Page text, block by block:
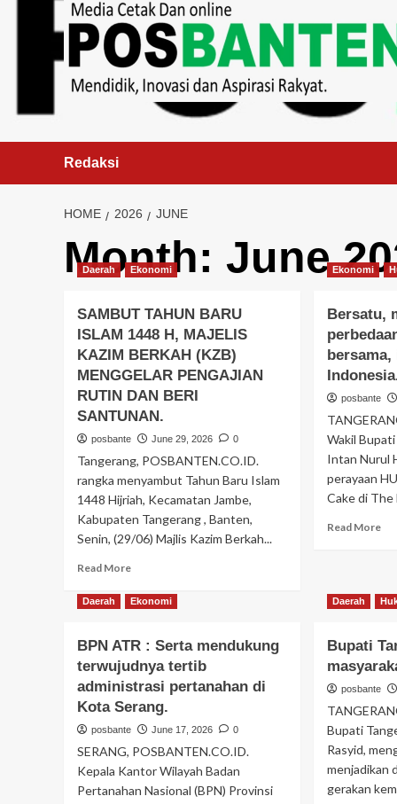
Redaksi
HOME 2026 JUNE
Month: June
Daerah Ekonomi
SAMBUT TAHUN BARU
ISLAM 1448 H, MAJELIS
KAZIM BERKAH (KZB)
MENGGELAR PENGAJIAN
RUTIN DAN BERI
SANTUNAN.
posbante June 29, 2026 0
Tangerang, POSBANTEN.CO.ID.
rangka menyambut Tahun Baru Islam
1448 Hijriah, Kecamatan Jambe,
Kabupaten Tangerang , Banten,
Senin, (29/06) Majlis Kazim Berkah...
Read MoreRead
about
BARU
ISLAM
1448
MAJELIS
KAZIM
BERKAH
(KZB)
MENGGELAR
Ekonomi
Bersatu,
posbante
Wakil
Intan Nurul
perayaan
Cake di The
Read More
Daerah Ekonomi
BPN ATR : Serta mendukung
terwujudnya tertib
administrasi pertanahan di
Kota Serang.
posbante June 17, 2026 0
SERANG, POSBANTEN.CO.ID.
Kepala Kantor Wilayah Badan
Pertanahan Nasional (BPN) Provinsi
Daerah
Bupati
posbante
Bupati
Rasyid,
menjadikan
gerakan